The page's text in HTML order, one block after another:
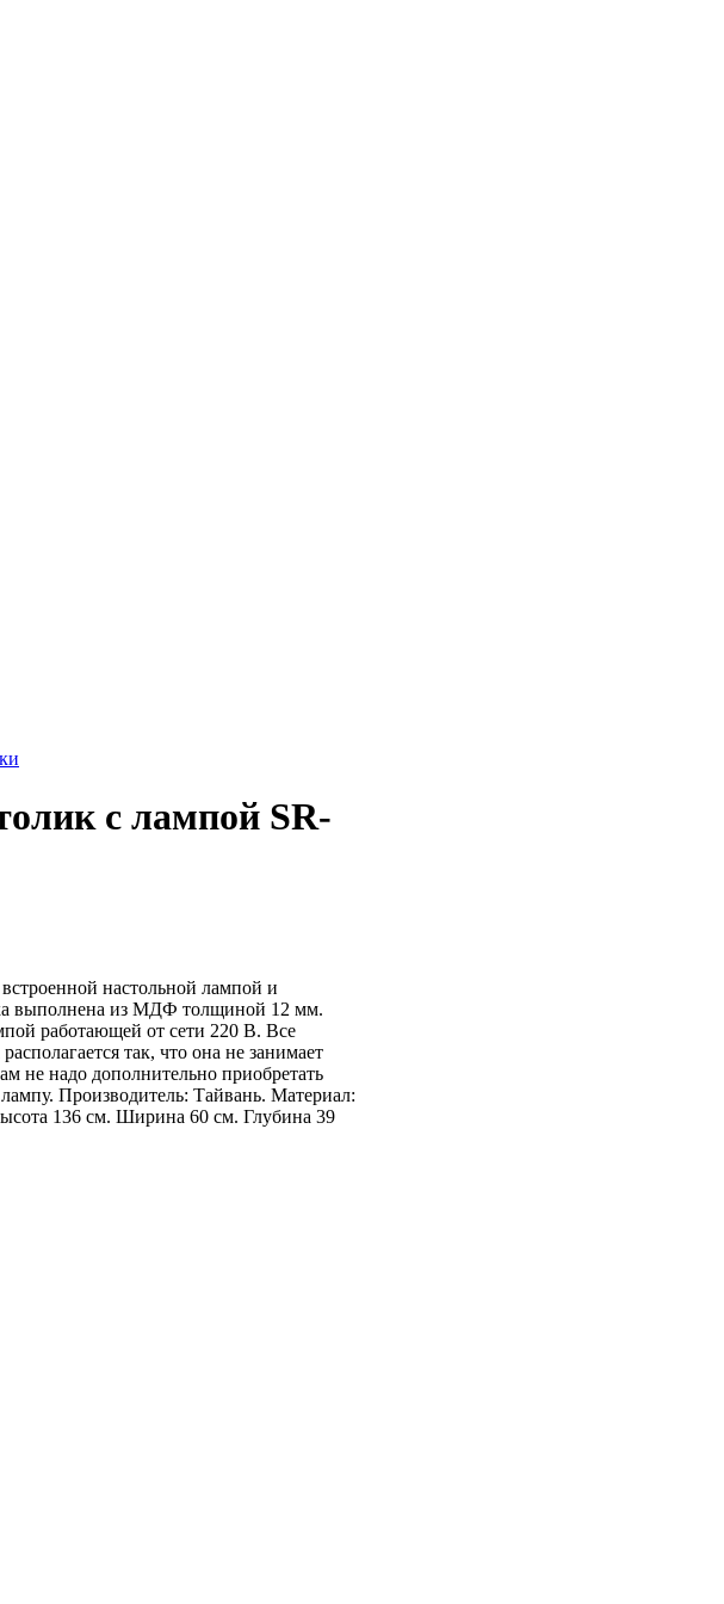
с лампой SR-
настольной лампой и
выполнена из МДФ толщиной 12 мм.
работающей от сети 220 В. Все
так, что она не занимает
не надо дополнительно приобретать
Производитель: Тайвань. Материал:
136 см. Ширина 60 см. Глубина 39